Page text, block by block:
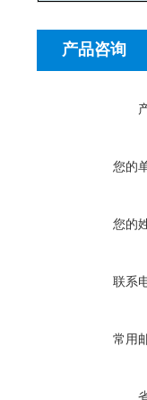
产品咨询
您的
您的
联系
常用